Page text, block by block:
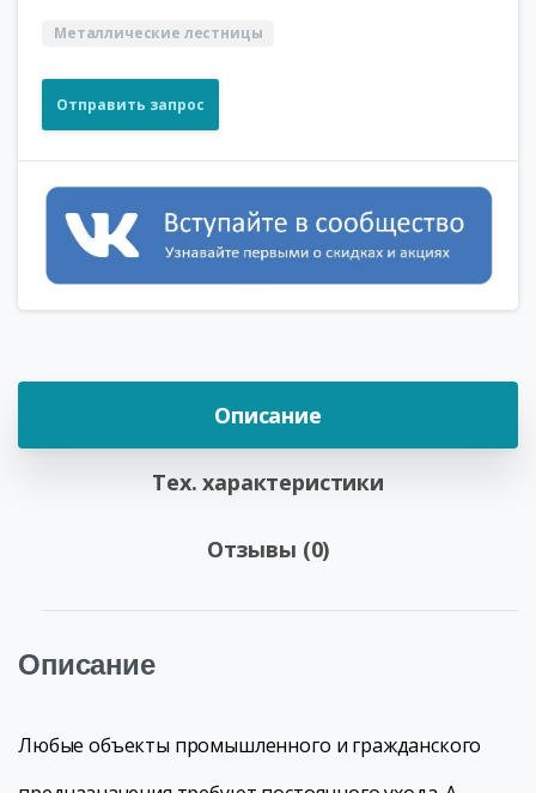
Металлические лестницы
Отправить запрос
Описание
Тех. характеристики
Отзывы (0)
Описание
Любые объекты промышленного и гражданского